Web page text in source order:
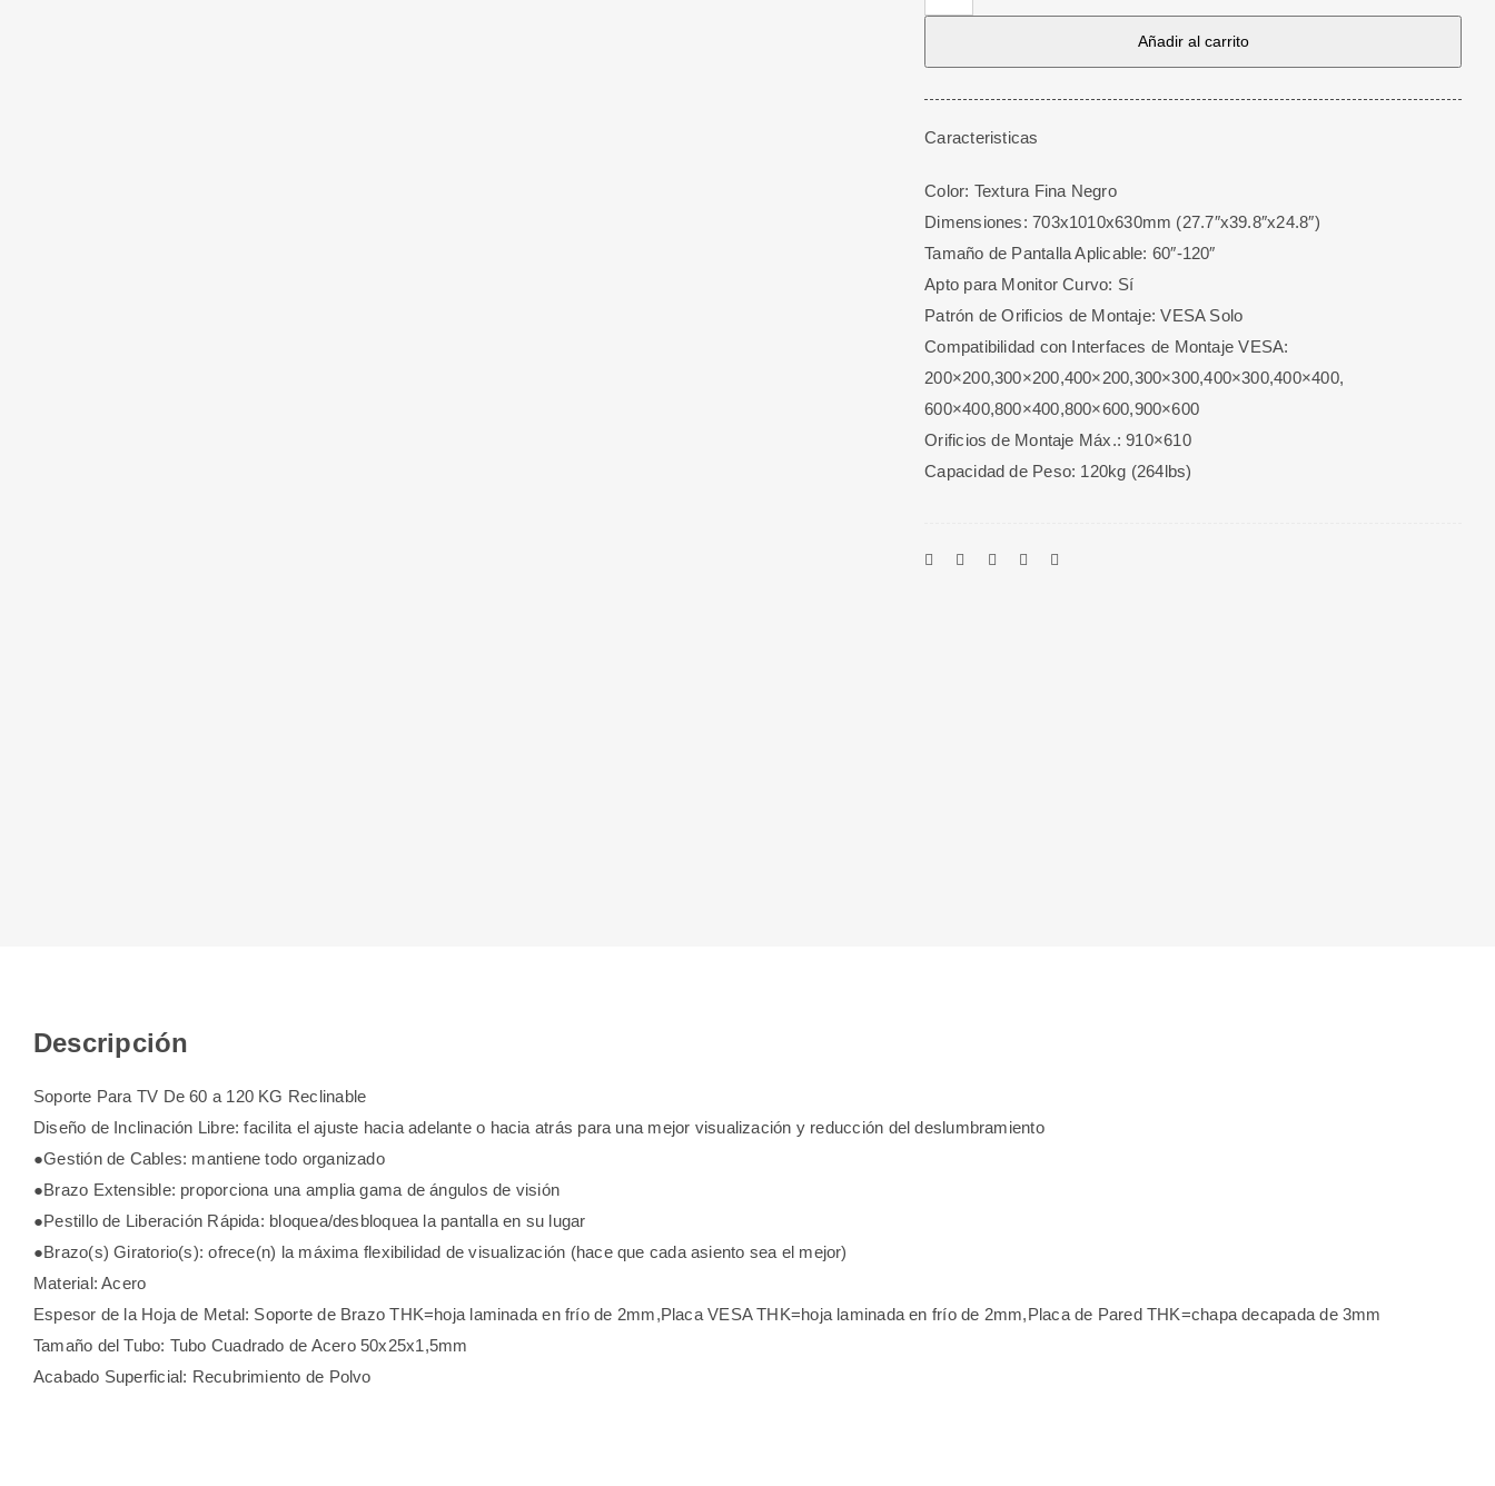
Para
De
60
a
kg
Reclinable
cantidad
Añadir al carrito
Caracteristicas
Color: Textura Fina Negro
Dimensiones: 703x1010x630mm (27.7″x39.8″x24.8″)
Tamaño de Pantalla Aplicable: 60″-120″
Apto para Monitor Curvo: Sí
Patrón de Orificios de Montaje: VESA Solo
Compatibilidad con Interfaces de Montaje VESA:
200×200,300×200,400×200,300×300,400×300,400×400,
600×400,800×400,800×600,900×600
Orificios de Montaje Máx.: 910×610
Capacidad de Peso: 120kg (264lbs)
Descripción
Soporte Para TV De 60 a 120 KG Reclinable
Diseño de Inclinación Libre: facilita el ajuste hacia adelante o hacia atrás para una mejor visualización y reducción del deslumbramiento
●Gestión de Cables: mantiene todo organizado
●Brazo Extensible: proporciona una amplia gama de ángulos de visión
●Pestillo de Liberación Rápida: bloquea/desbloquea la pantalla en su lugar
●Brazo(s) Giratorio(s): ofrece(n) la máxima flexibilidad de visualización (hace que cada asiento sea el mejor)
Material: Acero
Espesor de la Hoja de Metal: Soporte de Brazo THK=hoja laminada en frío de 2mm,Placa VESA THK=hoja laminada en frío de 2mm,Placa de Pared THK=chapa decapada de 3mm
Tamaño del Tubo: Tubo Cuadrado de Acero 50x25x1,5mm
Acabado Superficial: Recubrimiento de Polvo